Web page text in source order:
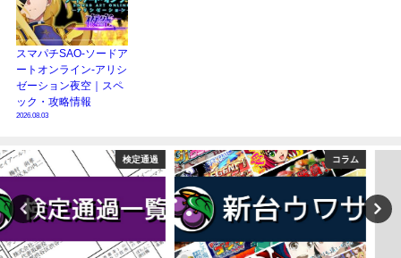
スマパチSAO-ソードア
ートオンライン-アリシ
ゼーション夜空｜スペ
ック・攻略情報
2026.08.03
コラム ニュース